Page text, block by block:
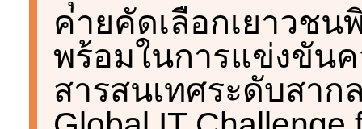
ค่ายคัดเลือกเยาวชน
พร้อมในการแข่งขัน
สารสนเทศระดับสาก